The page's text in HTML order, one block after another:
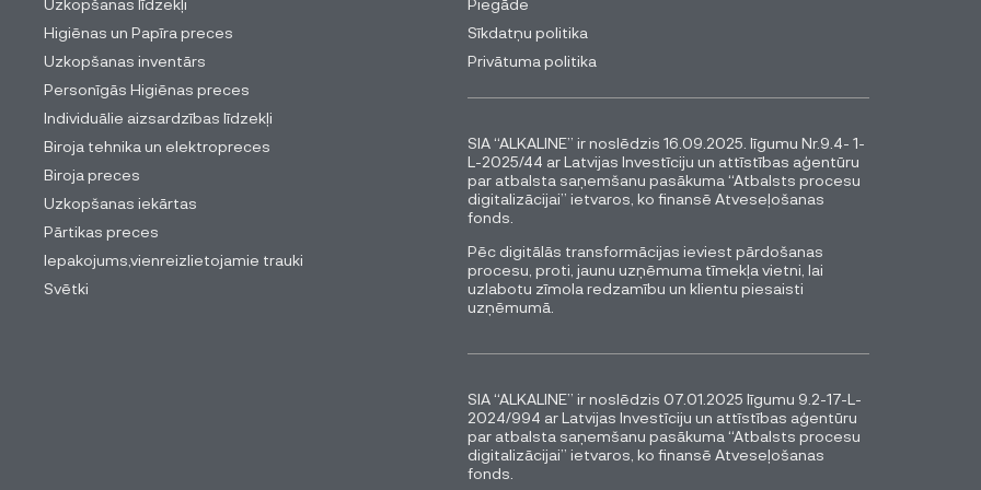
Uzkopšanas līdzekļi
Higiēnas un Papīra preces
Uzkopšanas inventārs
Personīgās Higiēnas preces
Individuālie aizsardzības līdzekļi
Biroja tehnika un elektropreces
Biroja preces
Uzkopšanas iekārtas
Pārtikas preces
Iepakojums,vienreizlietojamie trauki
Svētki
Piegāde
Sīkdatņu politika
Privātuma politika
SIA “ALKALINE” ir noslēdzis 16.09.2025. līgumu Nr.9.4- 1-
L-2025/44 ar Latvijas Investīciju un attīstības aģentūru
par atbalsta saņemšanu pasākuma “Atbalsts procesu
digitalizācijai” ietvaros, ko finansē Atveseļošanas
fonds.
Pēc digitālās transformācijas ieviest pārdošanas
procesu, proti, jaunu uzņēmuma tīmekļa vietni, lai
uzlabotu zīmola redzamību un klientu piesaisti
uzņēmumā.
SIA “ALKALINE” ir noslēdzis 07.01.2025 līgumu 9.2-17-L-
2024/994 ar Latvijas Investīciju un attīstības aģentūru
par atbalsta saņemšanu pasākuma “Atbalsts procesu
digitalizācijai” ietvaros, ko finansē Atveseļošanas
fonds.